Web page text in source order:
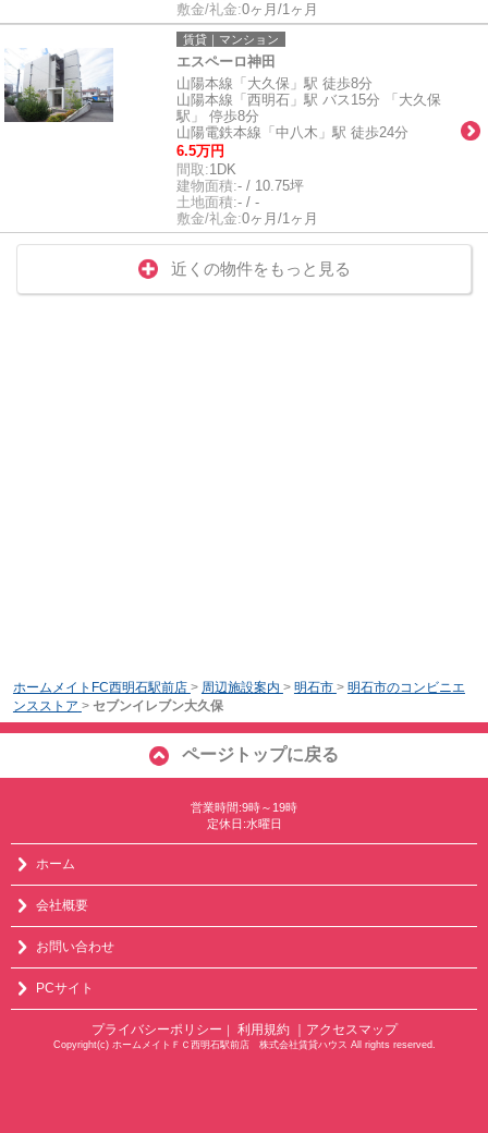
敷金/礼金:0ヶ月/1ヶ月
賃貸｜マンション
エスペーロ神田
山陽本線「大久保」駅 徒歩8分
山陽本線「西明石」駅 バス15分 「大久保
駅」 停歩8分
山陽電鉄本線「中八木」駅 徒歩24分
6.5万円
間取:1DK
建物面積:- / 10.75坪
土地面積:- / -
敷金/礼金:0ヶ月/1ヶ月
近くの物件をもっと見る
ホームメイトFC西明石駅前店 > 周辺施設案内 > 明石市 > 明石市のコンビニエ
ンスストア > セブンイレブン大久保
ページトップに戻る
営業時間:9時～19時
定休日:水曜日
ホーム
会社概要
お問い合わせ
PCサイト
プライバシーポリシー ｜ 利用規約 ｜アクセスマップ
Copyright(c) ホームメイトＦＣ西明石駅前店 株式会社賃貸ハウス All rights reserved.